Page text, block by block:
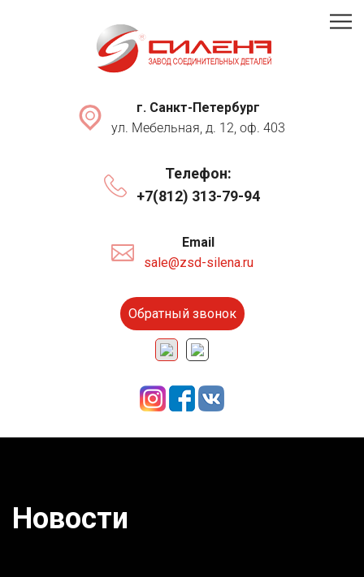
г. Санкт-Петербург
ул. Мебельная, д. 12, оф. 403
Телефон:
+7(812) 313-79-94
Email
sale@zsd-silena.ru
Обратный звонок
Новости